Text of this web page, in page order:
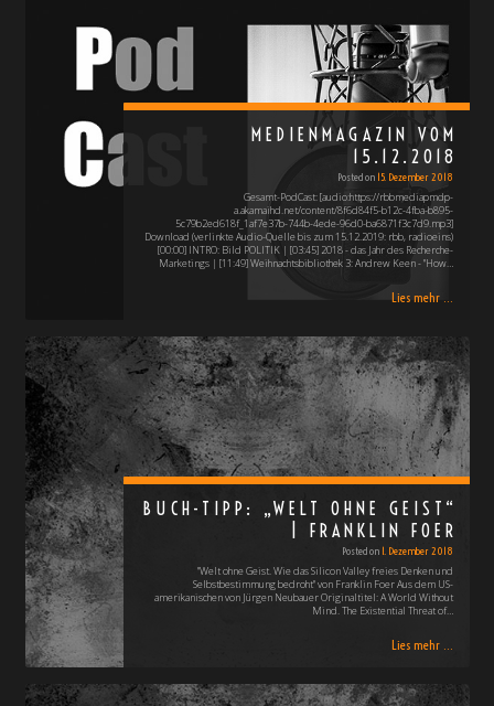
MEDIENMAGAZIN VOM
15.12.2018
Posted on 15. Dezember 2018
Gesamt-PodCast: [audio:https://rbbmediapmdp-
a.akamaihd.net/content/8f6d84f5-b12c-4fba-b895-
5c79b2ed618f_1af7e37b-744b-4ede-96d0-ba6871f3c7d9.mp3]
Download (verlinkte Audio-Quelle bis zum 15.12.2019: rbb, radioeins)
[00:00] INTRO: Bild POLITIK | [03:45] 2018 - das Jahr des Recherche-
Marketings | [11:49] Weihnachtsbibliothek 3: Andrew Keen - "How…
Lies mehr ...
BUCH-TIPP: „WELT OHNE GEIST“
| FRANKLIN FOER
Posted on 1. Dezember 2018
"Welt ohne Geist. Wie das Silicon Valley freies Denken und
Selbstbestimmung bedroht" von Franklin Foer Aus dem US-
amerikanischen von Jürgen Neubauer Originaltitel: A World Without
Mind. The Existential Threat of…
Lies mehr ...